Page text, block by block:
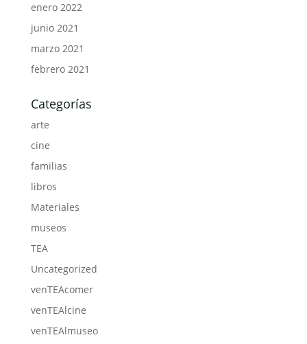
enero 2022
junio 2021
marzo 2021
febrero 2021
Categorías
arte
cine
familias
libros
Materiales
museos
TEA
Uncategorized
venTEAcomer
venTEAlcine
venTEAlmuseo